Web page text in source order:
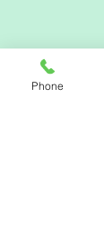
Phone